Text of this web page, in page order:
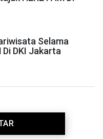
Selama
DKI Jakarta